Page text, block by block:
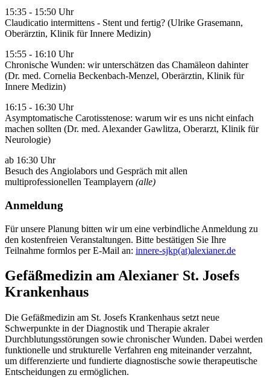
15:35 - 15:50 Uhr
Claudicatio intermittens - Stent und fertig? (Ulrike Grasemann,
Oberärztin, Klinik für Innere Medizin)
15:55 - 16:10 Uhr
Chronische Wunden: wir unterschätzen das Chamäleon dahinter
(Dr. med. Cornelia Beckenbach-Menzel, Oberärztin, Klinik für
Innere Medizin)
16:15 - 16:30 Uhr
Asymptomatische Carotisstenose: warum wir es uns nicht einfach
machen sollten (Dr. med. Alexander Gawlitza, Oberarzt, Klinik für
Neurologie)
ab 16:30 Uhr
Besuch des Angiolabors und Gespräch mit allen
multiprofessionellen Teamplayern (alle)
Anmeldung
Für unsere Planung bitten wir um eine verbindliche Anmeldung zu
den kostenfreien Veranstaltungen. Bitte bestätigen Sie Ihre
Teilnahme formlos per E-Mail an: innere-sjkp(at)alexianer.de
Gefäßmedizin am Alexianer St. Josefs
Krankenhaus
Die Gefäßmedizin am St. Josefs Krankenhaus setzt neue
Schwerpunkte in der Diagnostik und Therapie akraler
Durchblutungsstörungen sowie chronischer Wunden. Dabei werden
funktionelle und strukturelle Verfahren eng miteinander verzahnt,
um differenzierte und fundierte diagnostische sowie therapeutische
Entscheidungen zu ermöglichen.